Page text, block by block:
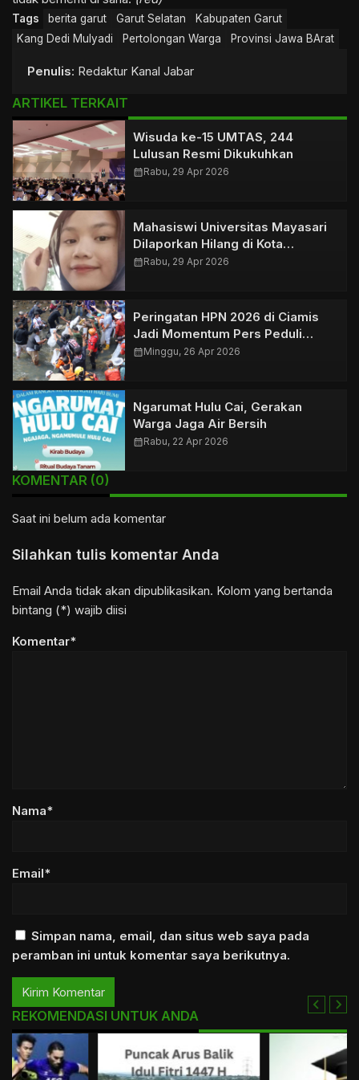
Tags berita garut Garut Selatan
Kabupaten Garut
Kang Dedi Mulyadi
Pertolongan Warga Provinsi Jawa BArat
Penulis: Redaktur Kanal Jabar
ARTIKEL TERKAIT
Wisuda ke-15 UMTAS, 244
Lulusan Resmi Dikukuhkan
calendar_monthRabu, 29 Apr 2026
Mahasiswi Universitas Mayasari
Dilaporkan Hilang di Kota
Tasikmalaya
calendar_monthRabu, 29 Apr 2026
Peringatan HPN 2026 di Ciamis
Jadi Momentum Pers Peduli
Lingkungan
calendar_monthMinggu, 26 Apr 2026
Ngarumat Hulu Cai, Gerakan
Warga Jaga Air Bersih
calendar_monthRabu, 22 Apr 2026
KOMENTAR (0)
Saat ini belum ada komentar
Silahkan tulis komentar Anda
Email Anda tidak akan dipublikasikan. Kolom yang bertanda
bintang (*) wajib diisi
Komentar*
Nama*
Email*
Simpan nama, email, dan situs web saya pada
peramban ini untuk komentar saya berikutnya.
REKOMENDASI UNTUK ANDA